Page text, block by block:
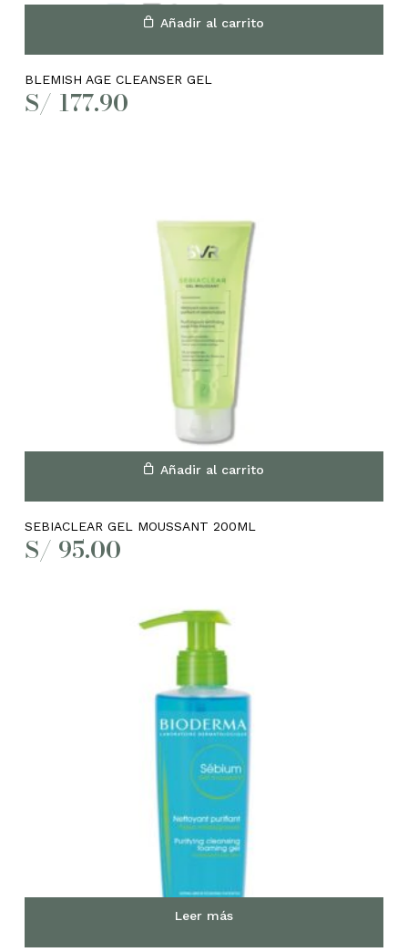
Añadir al carrito
BLEMISH AGE CLEANSER GEL
S/ 177.90
Añadir al carrito
SEBIACLEAR GEL MOUSSANT 200ML
S/ 95.00
Leer más